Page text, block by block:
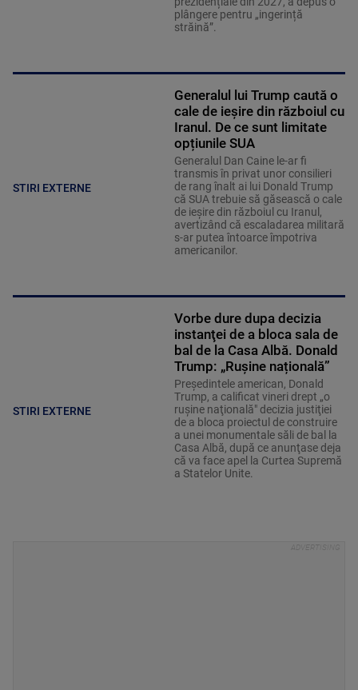
plângere pentru „ingerință
străină”.
STIRI EXTERNE
Generalul lui Trump caută o
cale de ieșire din războiul cu
Iranul. De ce sunt limitate
opțiunile SUA
Generalul Dan Caine le-ar fi
transmis în privat unor consilieri
de rang înalt ai lui Donald Trump
că SUA trebuie să găsească o cale
de ieșire din războiul cu Iranul,
avertizând că escaladarea militară
s-ar putea întoarce împotriva
americanilor.
STIRI EXTERNE
Vorbe dure dupa decizia
instanţei de a bloca sala de
bal de la Casa Albă. Donald
Trump: „Rușine națională”
Preşedintele american, Donald
Trump, a calificat vineri drept „o
ruşine naţională" decizia justiţiei
de a bloca proiectul de construire
a unei monumentale săli de bal la
Casa Albă, după ce anunţase deja
că va face apel la Curtea Supremă
a Statelor Unite.